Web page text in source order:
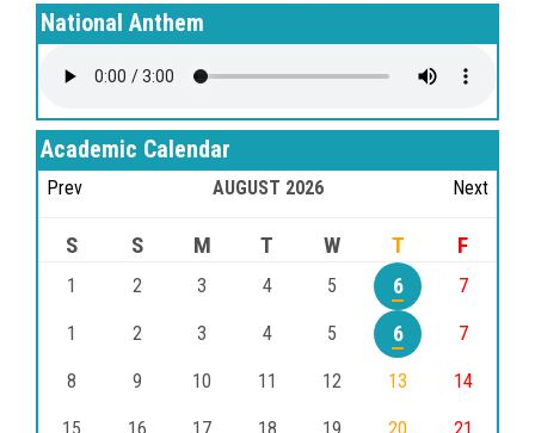
National Anthem
Academic Calendar
Prev AUGUST 2026 Next
S S M T W T F
1 2 3 4 5 6 7
1 2 3 4 5 6 7
8 9 10 11 12 13 14